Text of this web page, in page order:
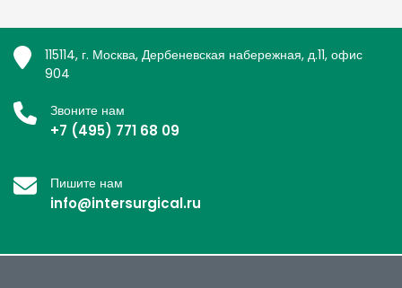
115114, г. Москва, Дербеневская набережная, д.11, офис
904
Звоните нам
+7 (495) 771 68 09
Пишите нам
info@intersurgical.ru